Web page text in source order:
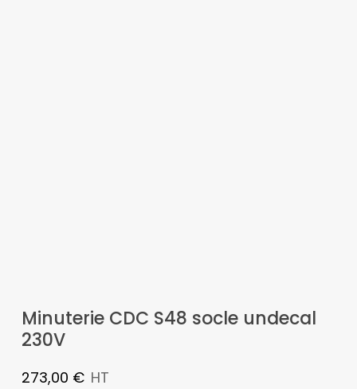
Minuterie CDC S48 socle undecal
230V
273,00 € HT